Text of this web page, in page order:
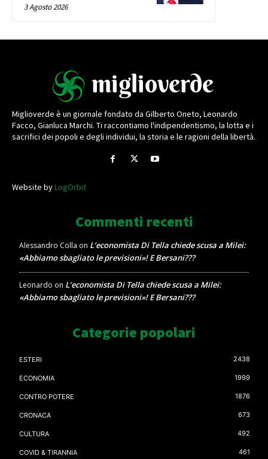
3 Agosto 2026
Miglioverde è un giornale fondato da Gilberto Oneto, Leonardo
Facco, Gianluca Marchi. Ti raccontiamo l'indipendentismo, la lotta e i
sacrifici dei popoli e degli individui, la storia e le ragioni della libertà.
Website byLogOrbit
Commenti recenti
Alessandro Colla on L’economista Di Tella chiede scusa a Milei:
«Abbiamo sbagliato le previsioni»! E Bersani???
Leonardo on L’economista Di Tella chiede scusa a Milei:
«Abbiamo sbagliato le previsioni»! E Bersani???
Categorie popolari
ESTERI 2438
ECONOMIA 1999
CONTRO POTERE 1876
CRONACA 673
CULTURA 492
COVID & TIRANNIA 461